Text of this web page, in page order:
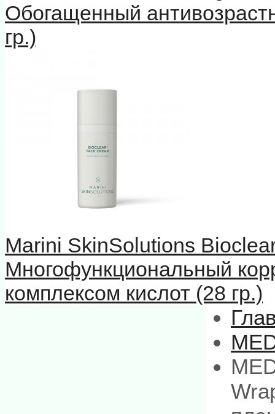
Обогащенный
гр.)
Marini SkinSolutions
Многофункциональный
комплексом кислот (28 гр.)